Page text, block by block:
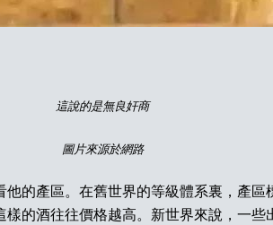
這說的是無良奸商
圖片來源於網路
的產區。在舊世界的等級體系裏，產
樣的酒往往價格越高。新世界來說，一些